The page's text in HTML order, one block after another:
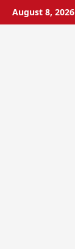
SkipAugust 8, 2026